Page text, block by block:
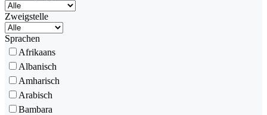
Zweigstelle
Sprachen
Afrikaans
Albanisch
Amharisch
Arabisch
Bambara